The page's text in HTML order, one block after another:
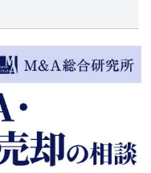
ト
却事例5選
ポイント
渡まとめ